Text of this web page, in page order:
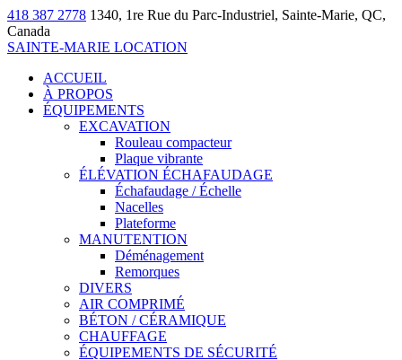
418 387 2778 1340, 1re Rue du Parc-Industriel, Sainte-Marie, QC,
Canada
SAINTE-MARIE LOCATION
ACCUEIL
À PROPOS
ÉQUIPEMENTS
EXCAVATION
Rouleau compacteur
Plaque vibrante
ÉLÉVATION ÉCHAFAUDAGE
Échafaudage / Échelle
Nacelles
Plateforme
MANUTENTION
Déménagement
Remorques
DIVERS
AIR COMPRIMÉ
BÉTON / CÉRAMIQUE
CHAUFFAGE
ÉQUIPEMENTS DE SÉCURITÉ